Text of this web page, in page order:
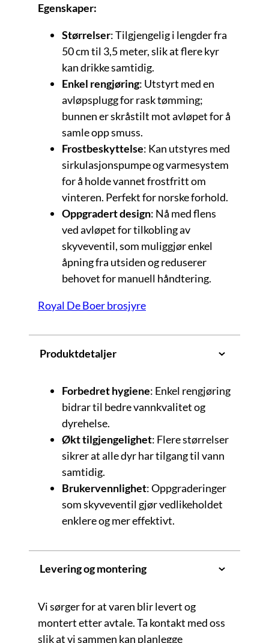
Egenskaper:
Størrelser: Tilgjengelig i lengder fra
50 cm til 3,5 meter, slik at flere kyr
kan drikke samtidig.
Enkel rengjøring: Utstyrt med en
avløpsplugg for rask tømming;
bunnen er skråstilt mot avløpet for å
samle opp smuss.
Frostbeskyttelse: Kan utstyres med
sirkulasjonspumpe og varmesystem
for å holde vannet frostfritt om
vinteren. Perfekt for norske forhold.
Oppgradert design: Nå med flens
ved avløpet for tilkobling av
skyveventil, som muliggjør enkel
åpning fra utsiden og reduserer
behovet for manuell håndtering.
Royal De Boer brosjyre
Produktdetaljer
Forbedret hygiene: Enkel rengjøring
bidrar til bedre vannkvalitet og
dyrehelse.
Økt tilgjengelighet: Flere størrelser
sikrer at alle dyr har tilgang til vann
samtidig.
Brukervennlighet: Oppgraderinger
som skyveventil gjør vedlikeholdet
enklere og mer effektivt.
Levering og montering
Vi sørger for at varen blir levert og
montert etter avtale. Ta kontakt med oss
slik at vi sammen kan planlegge